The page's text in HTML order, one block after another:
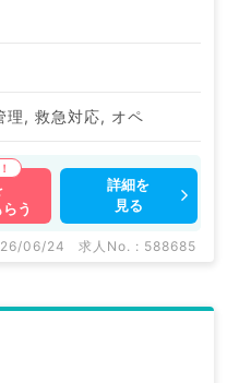
理, 救急対応, オペ
う
詳細を
見る
06/24 求人No. : 588685